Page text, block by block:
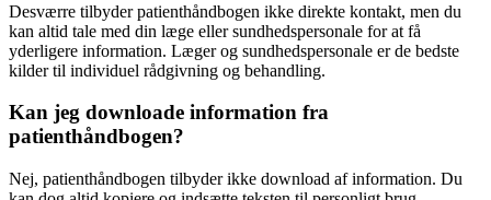
Desværre tilbyder patienthåndbogen ikke direkte kontakt, men du
kan altid tale med din læge eller sundhedspersonale for at få
yderligere information. Læger og sundhedspersonale er de bedste
kilder til individuel rådgivning og behandling.
Kan jeg downloade information fra
patienthåndbogen?
Nej, patienthåndbogen tilbyder ikke download af information. Du